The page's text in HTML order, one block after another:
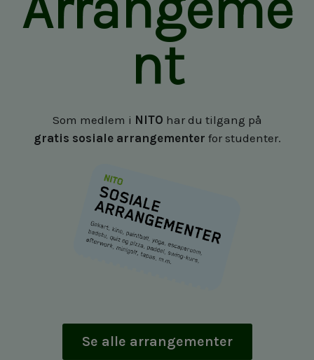
nt
Som medlem i NITO har du tilgang på
gratis sosiale arrangementer for studenter.
Se alle arrangementer